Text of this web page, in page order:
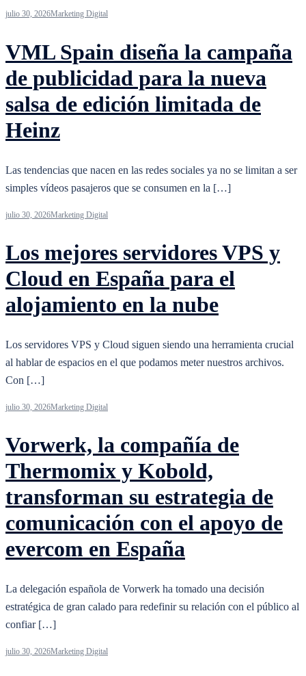
julio 30, 2026Marketing Digital
VML Spain diseña la campaña
de publicidad para la nueva
salsa de edición limitada de
Heinz
Las tendencias que nacen en las redes sociales ya no se limitan a ser
simples vídeos pasajeros que se consumen en la […]
julio 30, 2026Marketing Digital
Los mejores servidores VPS y
Cloud en España para el
alojamiento en la nube
Los servidores VPS y Cloud siguen siendo una herramienta crucial
al hablar de espacios en el que podamos meter nuestros archivos.
Con […]
julio 30, 2026Marketing Digital
Vorwerk, la compañía de
Thermomix y Kobold,
transforman su estrategia de
comunicación con el apoyo de
evercom en España
La delegación española de Vorwerk ha tomado una decisión
estratégica de gran calado para redefinir su relación con el público al
confiar […]
julio 30, 2026Marketing Digital